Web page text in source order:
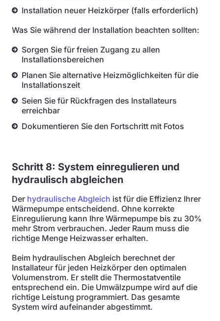
Installation neuer Heizkörper (falls erforderlich)
Was Sie während der Installation beachten sollten:
Sorgen Sie für freien Zugang zu allen
Installationsbereichen
Planen Sie alternative Heizmöglichkeiten für die
Installationszeit
Seien Sie für Rückfragen des Installateurs
erreichbar
Dokumentieren Sie den Fortschritt mit Fotos
Schritt 8: System einregulieren und
hydraulisch abgleichen
Der hydraulische Abgleich ist für die Effizienz Ihrer
Wärmepumpe entscheidend. Ohne korrekte
Einregulierung kann Ihre Wärmepumpe bis zu 30%
mehr Strom verbrauchen. Jeder Raum muss die
richtige Menge Heizwasser erhalten.
Beim hydraulischen Abgleich berechnet der
Installateur für jeden Heizkörper den optimalen
Volumenstrom. Er stellt die Thermostatventile
entsprechend ein. Die Umwälzpumpe wird auf die
richtige Leistung programmiert. Das gesamte
System wird aufeinander abgestimmt.